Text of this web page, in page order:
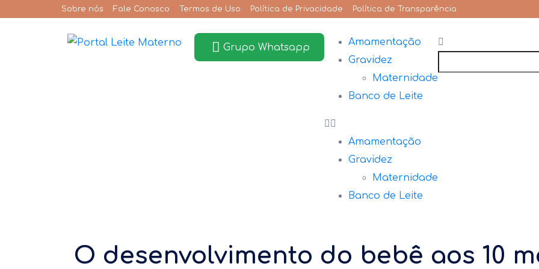
Sobre nós Fale Conosco Termos de Uso Política de Privacidade Política de Transparência
Grupo Whatsapp
Amamentação
Gravidez
Maternidade
Banco de Leite
Amamentação
Gravidez
Maternidade
Banco de Leite
O desenvolvimento do bebê aos 10